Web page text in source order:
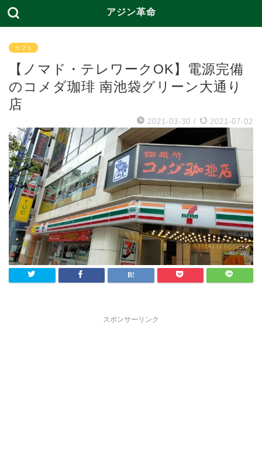
アジン革命
カフェ
【ノマド・テレワークOK】電源完備
のコメダ珈琲 南池袋グリーン大通り
店
2021-03-30 / 2021-07-02
スポンサーリンク